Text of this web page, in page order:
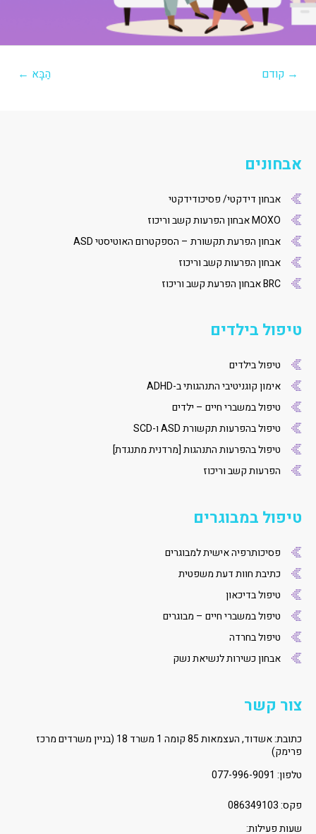
→ קודם הַבָּא ←
אבחונים
אבחון דידקטי/ פסיכודידקטי
MOXO אבחון הפרעות קשב וריכוז
אבחון הפרעת תקשורת – הספקטרום האוטיסטי ASD
אבחון הפרעות קשב וריכוז
BRC אבחון הפרעת קשב וריכוז
טיפול בילדים
טיפול בילדים
אימון קוגניטיבי התנהגותי ב-ADHD
טיפול במשברי חיים – ילדים
טיפול בהפרעות תקשורת ASD ו-SCD
טיפול בהפרעות התנהגות [מרדנית מתנגדת]
הפרעות קשב וריכוז
טיפול במבוגרים
פסיכותרפיה אישית למבוגרים
כתיבת חוות דעת משפטית
טיפול בדיכאון
טיפול במשברי חיים – מבוגרים
טיפול בחרדה
אבחון כשירות לנשיאת נשק
צור קשר
כתובת: אשדוד, העצמאות 85 קומה 1 משרד 18 (בניין משרדים מרכז
פרימק)
טלפון: 077-996-9091
פקס: 086349103
שעות פעילות: